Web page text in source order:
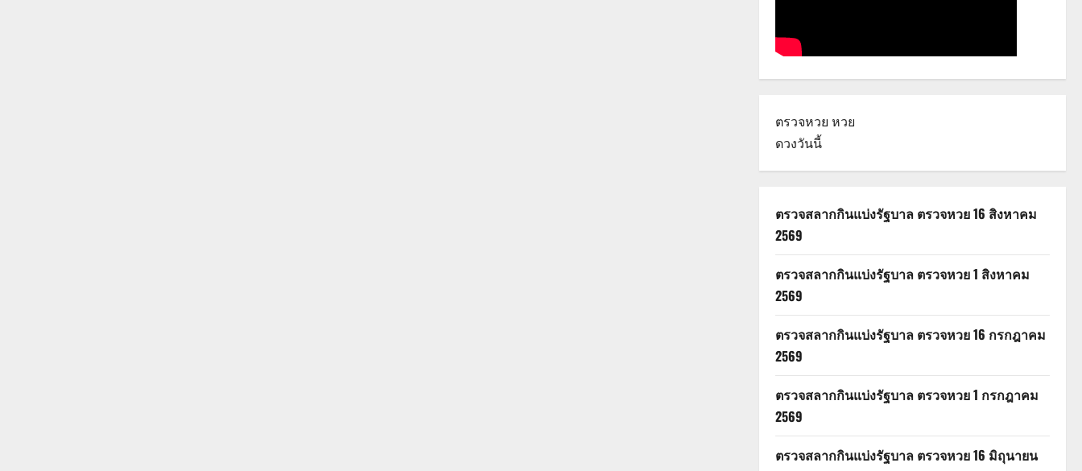
ตรวจหวย หวย
ดวงวันนี้
ตรวจสลากกินแบ่งรัฐบาล ตรวจหวย 16 สิงหาคม
2569
ตรวจสลากกินแบ่งรัฐบาล ตรวจหวย 1 สิงหาคม
2569
ตรวจสลากกินแบ่งรัฐบาล ตรวจหวย 16 กรกฎาคม
2569
ตรวจสลากกินแบ่งรัฐบาล ตรวจหวย 1 กรกฎาคม
2569
ตรวจสลากกินแบ่งรัฐบาล ตรวจหวย 16 มิถุนายน